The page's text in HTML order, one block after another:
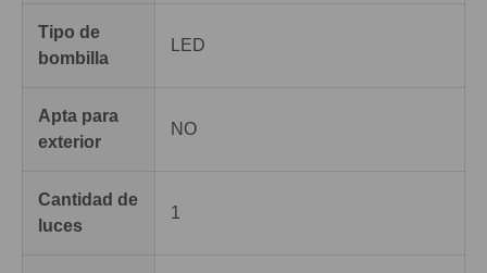
Tipo de
bombilla
LED
Apta para
exterior
NO
Cantidad de
luces
1